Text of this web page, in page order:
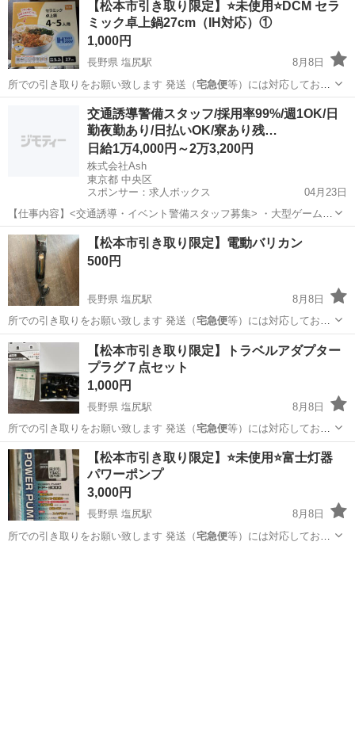
【松本市引き取り限定】⭐未使用⭐DCM セラ
ミック卓上鍋27cm（IH対応）①
1,000円
長野県 塩尻駅
8月8日
所での引き取りをお願い致します 発送（宅急便等）には対応しており
ません 大型商品な…
東筑摩郡 塩尻駅 調理器具 DCM
交通誘導警備スタッフ/採用率99%/週1OK/日
勤夜勤あり/日払いOK/寮あり残…
日給1万4,000円～2万3,200円
株式会社Ash
東京都 中央区
スポンサー：求人ボックス
04月23日
【仕事内容】<交通誘導・イベント警備スタッフ募集> ・大型ゲームイ
ベント ・スポーツ・地域イベント ・工事現場 など、さまざまな現場
で「安全を支える」警備会社です。 若手スタッフも多数活躍中! 未経
験スタートがほとんどなので、初め...
アルバイト・パート
【松本市引き取り限定】電動バリカン
500円
長野県 塩尻駅
8月8日
所での引き取りをお願い致します 発送（宅急便等）には対応しており
ません 大型商品な…
長野 東筑摩郡 塩尻駅 生活家電 バリカン
【松本市引き取り限定】トラベルアダプター
プラグ７点セット
1,000円
長野県 塩尻駅
8月8日
所での引き取りをお願い致します 発送（宅急便等）には対応しており
ません 大型商品な…
長野 東筑摩郡 塩尻駅 生活家電 大型
【松本市引き取り限定】⭐未使用⭐富士灯器
パワーポンプ
3,000円
長野県 塩尻駅
8月8日
所での引き取りをお願い致します 発送（宅急便等）には対応しており